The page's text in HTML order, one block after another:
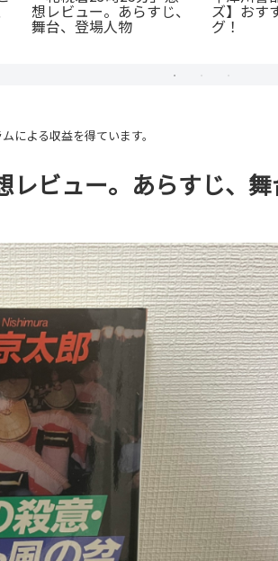
想レビュー。あらすじ、
舞台、登場人物
ズ】おす
グ！
による収益を得ています。
ビュー。あらすじ、